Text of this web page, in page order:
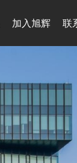
加入旭辉 联